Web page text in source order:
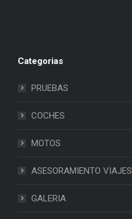
Categorias
PRUEBAS
COCHES
MOTOS
ASESORAMIENTO VIAJES
GALERIA